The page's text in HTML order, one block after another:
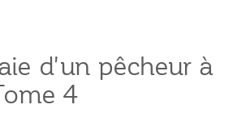
d'un pêcheur à
4